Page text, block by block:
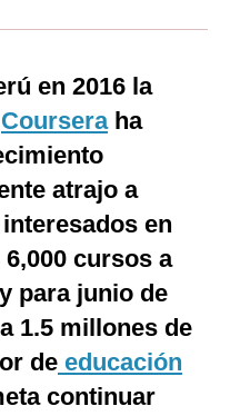
en 2016 la
Courseraha
atrajo a
en
cursos a
para junio de
1.5 millones de
de educación
continuar